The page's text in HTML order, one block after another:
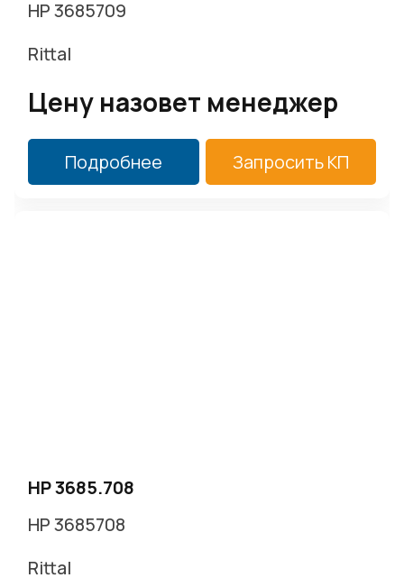
HP 3685709
Rittal
Цену назовет менеджер
Подробнее Запросить КП
HP 3685.708
HP 3685708
Rittal